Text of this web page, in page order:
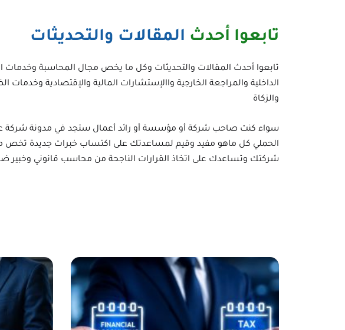
تابعوا أحدث المقالات والتحديثات
تابعوا أحدث المقالات والتحديثات وكل ما يخص مجال المحاسبة وخدمات
الداخلية والمراجعة الخارجية واالإستشارات المالية والإقتصادية وخدمات
والزكاة
سواء كنت صاحب شركة أو مؤسسة أو رائد أعمال ستجد في مدونة شركة
الحملي كل ماهو مفيد وقيم لمساعدتك على اكتساب خبرات جديدة تخص
شركتك وتساعدك على اتخاذ القرارات الناجحة من محاسب قانوني وخبير